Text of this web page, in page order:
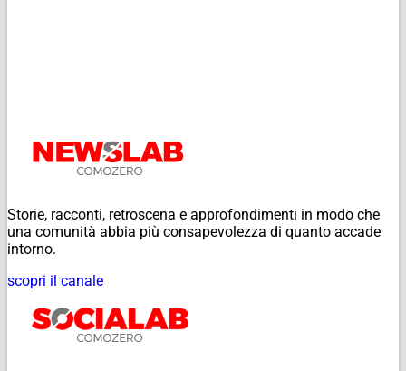
Storie, racconti, retroscena e approfondimenti in modo che
una comunità abbia più consapevolezza di quanto accade
intorno.
scopri il canale